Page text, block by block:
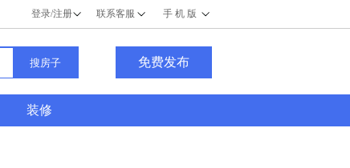
手 机 版
联系客服
登录/注册
免费发布
装修